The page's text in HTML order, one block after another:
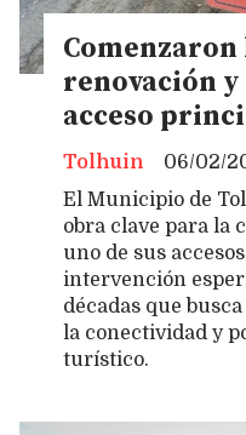
renovación y
acceso
Tolhuin
06/02/
El Municipio de
obra clave para la
uno de sus
intervención
décadas que
la conectividad y
turístico.